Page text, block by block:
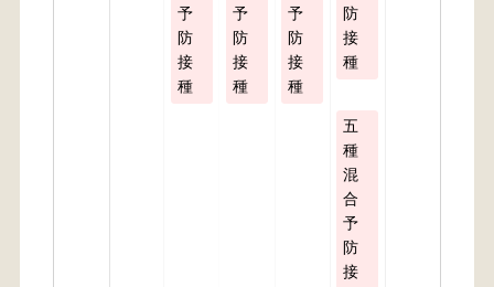
予
防
接
種
予
防
接
種
予
防
接
種
防
接
種
五
種
混
合
予
防
接